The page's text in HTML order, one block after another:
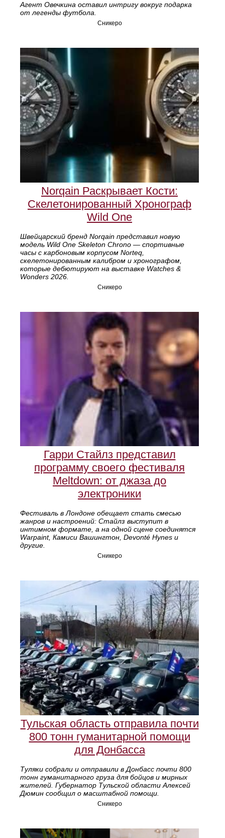
Агент Овечкина оставил интригу вокруг подарка
от легенды футбола.
Сникеро
Norqain Раскрывает Кости:
Скелетонированный Хронограф
Wild One
Швейцарский бренд Norqain представил новую
модель Wild One Skeleton Chrono — спортивные
часы с карбоновым корпусом Norteq,
скелетонированным калибром и хронографом,
которые дебютируют на выставке Watches &
Wonders 2026.
Сникеро
Гарри Стайлз представил
программу своего фестиваля
Meltdown: от джаза до
электроники
Фестиваль в Лондоне обещает стать смесью
жанров и настроений: Стайлз выступит в
интимном формате, а на одной сцене соединятся
Warpaint, Камиси Вашингтон, Devonté Hynes и
другие.
Сникеро
Тульская область отправила почти
800 тонн гуманитарной помощи
для Донбасса
Туляки собрали и отправили в Донбасс почти 800
тонн гуманитарного груза для бойцов и мирных
жителей. Губернатор Тульской области Алексей
Дюмин сообщил о масштабной помощи.
Сникеро